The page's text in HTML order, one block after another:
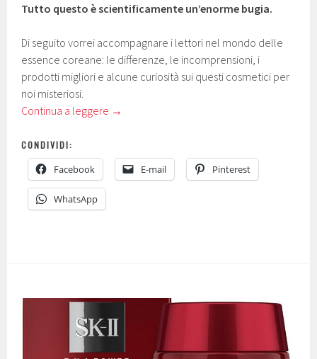
Tutto questo è scientificamente un’enorme bugia.
Di seguito vorrei accompagnare i lettori nel mondo delle
essence coreane: le differenze, le incomprensioni, i
prodotti migliori e alcune curiosità sui questi cosmetici per
noi misteriosi.
Continua a leggere →
CONDIVIDI:
Facebook E-mail Pinterest
WhatsApp